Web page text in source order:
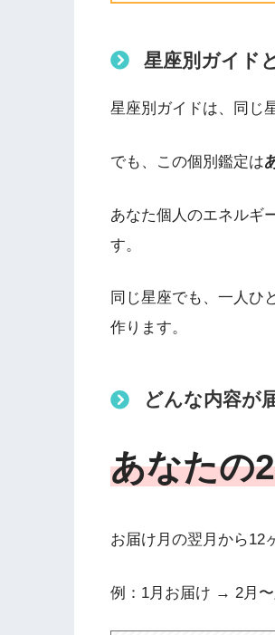
星座別ガイド
星座別ガイドは、同じ
でも、この個別鑑定は
あなた個人のエネルギ
す。
同じ星座でも、一人ひ
作ります。
どんな内容が
あなたの
お届け月の翌月から12
例：1月お届け → 2月